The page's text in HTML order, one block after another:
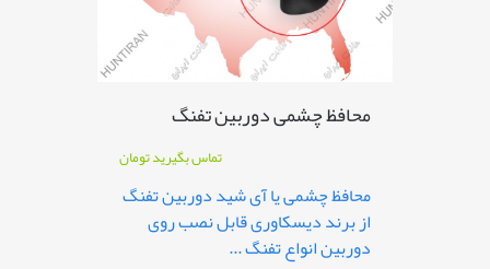
محافظ چشمی دوربین تفنگ
تماس بگیریدتومان
محافظ چشمی یا آی شید دوربین تفنگ
از برند دیسکاوری قابل نصب روی
دوربین انواع تفنگ ...